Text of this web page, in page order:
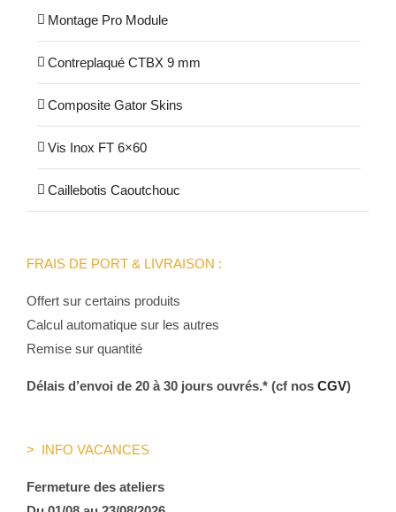
Montage Pro Module
Contreplaqué CTBX 9 mm
Composite Gator Skins
Vis Inox FT 6×60
Caillebotis Caoutchouc
FRAIS DE PORT & LIVRAISON :
Offert sur certains produits
Calcul automatique sur les autres
Remise sur quantité
Délais d’envoi de 20 à 30 jours ouvrés.* (cf nos CGV)
> INFO VACANCES
Fermeture des ateliers